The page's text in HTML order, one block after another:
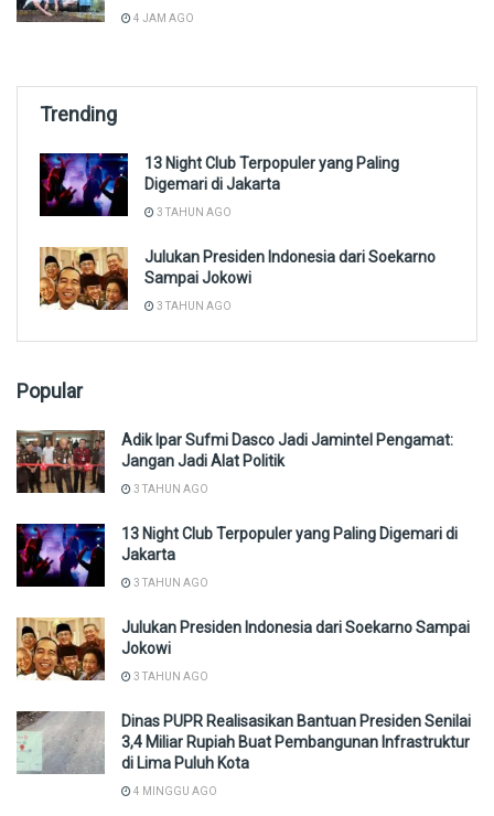
4 JAM AGO
Trending
13 Night Club Terpopuler yang Paling
Digemari di Jakarta
3 TAHUN AGO
Julukan Presiden Indonesia dari Soekarno
Sampai Jokowi
3 TAHUN AGO
Popular
Adik Ipar Sufmi Dasco Jadi Jamintel Pengamat:
Jangan Jadi Alat Politik
3 TAHUN AGO
13 Night Club Terpopuler yang Paling Digemari di
Jakarta
3 TAHUN AGO
Julukan Presiden Indonesia dari Soekarno Sampai
Jokowi
3 TAHUN AGO
Dinas PUPR Realisasikan Bantuan Presiden Senilai
3,4 Miliar Rupiah Buat Pembangunan Infrastruktur
di Lima Puluh Kota
4 MINGGU AGO